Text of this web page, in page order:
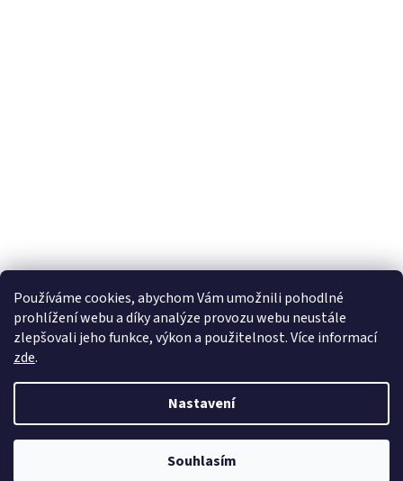
Používáme cookies, abychom Vám umožnili pohodlné
prohlížení webu a díky analýze provozu webu neustále
zlepšovali jeho funkce, výkon a použitelnost. Více informací
zde.
Nastavení
Souhlasím
Z důvodu velkého navýšení počtu objednávek se v současné době může